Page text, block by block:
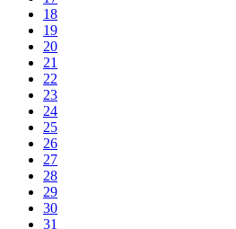
18
19
20
21
22
23
24
25
26
27
28
29
30
31